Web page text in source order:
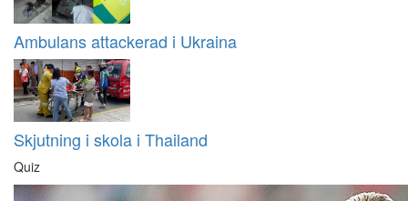
Ambulans attackerad i Ukraina
Skjutning i skola i Thailand
Quiz